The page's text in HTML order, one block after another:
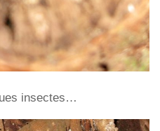
insectes…